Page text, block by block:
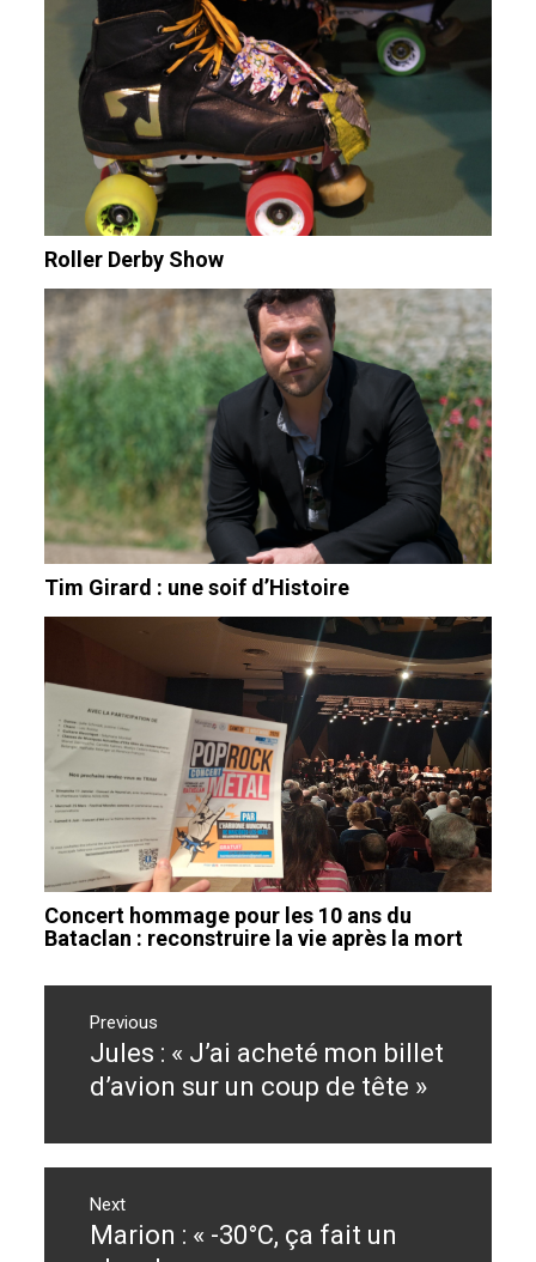
Roller Derby Show
Tim Girard : une soif d’Histoire
Concert hommage pour les 10 ans du
Bataclan : reconstruire la vie après la mort
Navigation
l’article
Previous
Previous
post:
Jules : « J’ai acheté mon billet
d’avion sur un coup de tête »
Next
Next
Marion : « -30°C, ça fait un